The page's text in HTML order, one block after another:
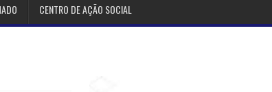
CENTRO DE AÇÃO SOCIAL